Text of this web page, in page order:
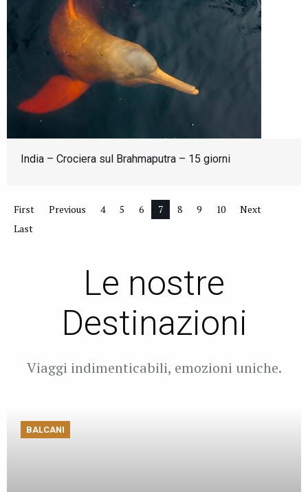
India – Crociera sul Brahmaputra – 15 giorni
First Previous 4 5 6 7 8 9 10
Next
Last
Le nostre
Destinazioni
Viaggi indimenticabili, emozioni uniche.
BALCANI